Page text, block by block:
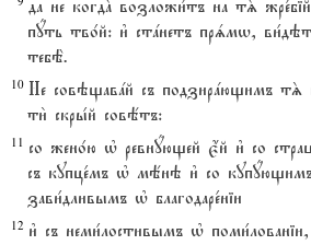
да не когдA возложи1тъ на тS жре1бій
пyть тво1й: и3 стaнетъ прsмw,
тебЁ.
10 Не совэщавaй съ подзирaющимъ тS
ти2 скры1й совётъ:
11 со жено1ю њ ревнyющей є4й и3 со
съ купце1мъ њ мёнэ и3 со
зави1дливымъ њ благодаре1ніи
12 и3 съ неми1лостивымъ њ